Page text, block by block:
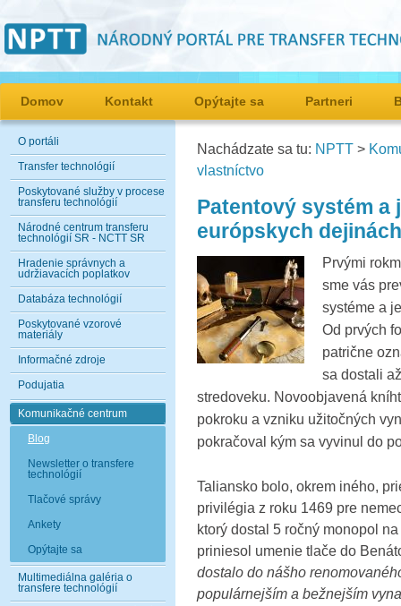
Domov Kontakt Opýtajte sa Partneri
O portáli
Transfer technológií
Poskytované služby v procese
transferu technológií
Národné centrum transferu
technológií SR - NCTT SR
Hradenie správnych a
udržiavacích poplatkov
Databáza technológií
Poskytované vzorové
materiály
Informačné zdroje
Podujatia
Komunikačné centrum
Blog
Newsletter o transfere
technológií
Tlačové správy
Ankety
Opýtajte sa
Multimediálna galéria o
transfere technológií
Nachádzate sa tu: NPTT >
vlastníctvo
Patentový systém a
európskych
Prvými
sme vás
systéme a
Od prvých
patrične
sa dostali
stredoveku. Novoobjavená
pokroku a vzniku užitočných
pokračoval kým sa vyvinul do
Taliansko bolo, okrem iného,
privilégia z roku 1469 pre
ktorý dostal 5 ročný monopol
priniesol umenie tlače do
dostalo do nášho
populárnejším a bežnejším